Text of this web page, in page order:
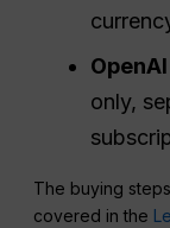
only,
The buying
covered in the